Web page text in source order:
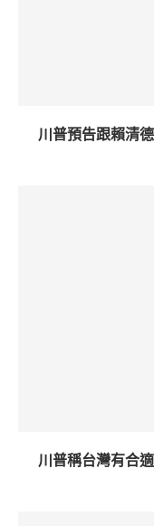
川普預告跟賴清
川普稱台灣有合